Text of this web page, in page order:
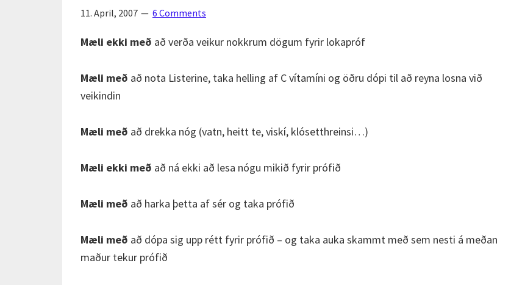
11. April, 2007 6 Comments
Mæli ekki með að verða veikur nokkrum dögum fyrir lokapróf
Mæli með að nota Listerine, taka helling af C vítamíni og öðru dópi til að reyna losna við
veikindin
Mæli með að drekka nóg (vatn, heitt te, viskí, klósetthreinsi…)
Mæli ekki með að ná ekki að lesa nógu mikið fyrir prófið
Mæli með að harka þetta af sér og taka prófið
Mæli með að dópa sig upp rétt fyrir prófið – og taka auka skammt með sem nesti á meðan
maður tekur prófið